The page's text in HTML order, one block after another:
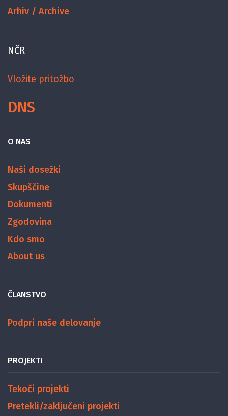
Arhiv / Archive
NČR
Vložite pritožbo
DNS
O NAS
Naši dosežki
Skupščine
Dokumenti
Zgodovina
Kdo smo
About us
ČLANSTVO
Podpri naše delovanje
PROJEKTI
Tekoči projekti
Pretekli/zaključeni projekti